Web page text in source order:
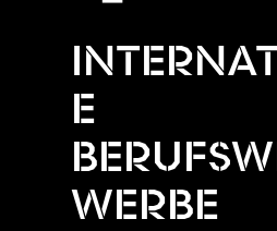
E
WERBE